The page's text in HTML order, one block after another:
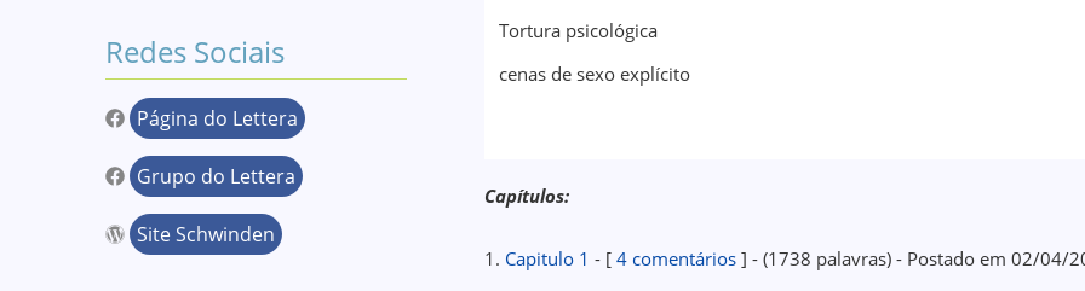
Redes Sociais
Página do Lettera
Grupo do Lettera
Site Schwinden
Tortura psicológica
cenas de sexo explícito
Capítulos:
1. Capitulo 1 - [4 comentários ] - (1738 palavras) - Postado em 02/04/